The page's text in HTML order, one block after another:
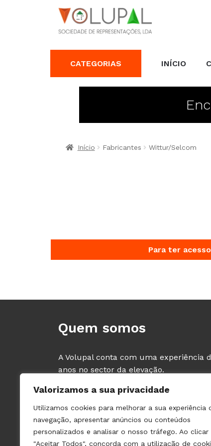
Valorizamos a sua privacidade
Utilizamos cookies para melhorar a sua experiência
navegação, apresentar anúncios ou conteúdos
personalizados e analisar o nosso tráfego. Ao clicar
"Aceitar Todos", concorda com a utilização de
CATEGORIAS INÍCIO
Início Fabricantes Wittur/Selcom
Para ter
Quem somos
A Volupal conta com uma experiência
anos no sector da elevação.
fabricantes de Elevadores e
tendo como clientes exclusivos os
PROFISSIONAIS deste sector
instaladores de ascensores).